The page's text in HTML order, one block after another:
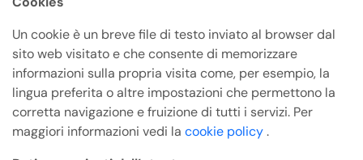
Un cookie è un breve file di testo inviato al browser dal
sito web visitato e che consente di memorizzare
informazioni sulla propria visita come, per esempio, la
lingua preferita o altre impostazioni che permettono la
corretta navigazione e fruizione di tutti i servizi. Per
maggiori informazioni vedi la cookie policy.